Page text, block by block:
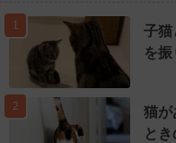
1
子猫
を
2
猫が
と